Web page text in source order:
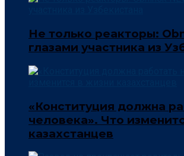
Не только реакторы:
глазами участника из
«Конституция должна
человека». Что
казахстанцев